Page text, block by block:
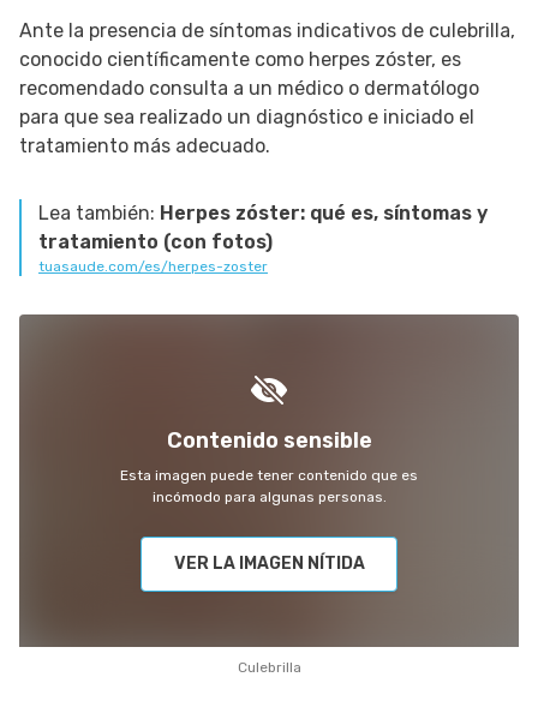
Ante la presencia de síntomas indicativos de culebrilla,
conocido científicamente como herpes zóster, es
recomendado consulta a un médico o dermatólogo
para que sea realizado un diagnóstico e iniciado el
tratamiento más adecuado.
Lea también: Herpes zóster: qué es, síntomas y
tratamiento (con fotos)
tuasaude.com/es/herpes-zoster
Contenido sensible
Esta imagen puede tener contenido que es
incómodo para algunas personas.
VER LA IMAGEN NÍTIDA
Culebrilla